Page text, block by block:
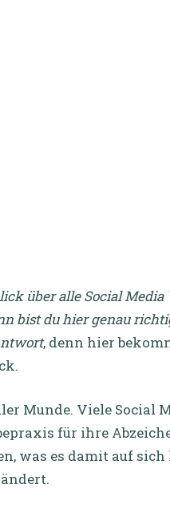
über alle Social
bist du hier genau
, denn hier
Munde. Viele
für ihre
was es damit auf